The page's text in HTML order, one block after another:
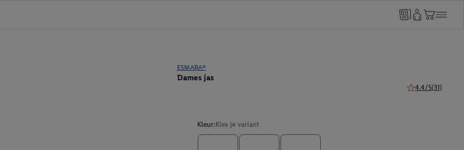
ESMARA®
Dames jas
4.4/5(31)
Kleur:Kies je variant